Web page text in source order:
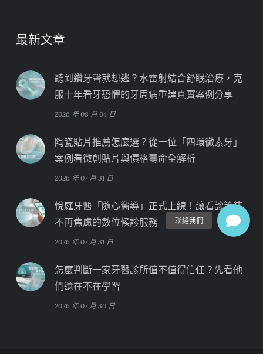
最新文章
聽到鑽牙聲就想逃？水雷射結合舒眠治療，克
服十年看牙恐懼的牙周病重建真實案例分享
2026 年 08 月 04 日
陶瓷貼片推薦怎麼選？從一位「四環黴素牙」
案例看微創貼片與價格壽命全解析
2026 年 07 月 31 日
悅庭牙醫「隨心嚮導」正式上線！讓看診等待
不再焦慮的數位候診服務
2026 年 07 月 31 日
怎麼判斷一家牙醫診所值不值得信任？先看他
們還在不在學習
2026 年 07 月 30 日